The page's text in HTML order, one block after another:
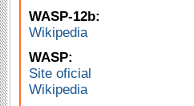
WASP-12b:
Wikipedia
WASP:
Site oficial
Wikipedia